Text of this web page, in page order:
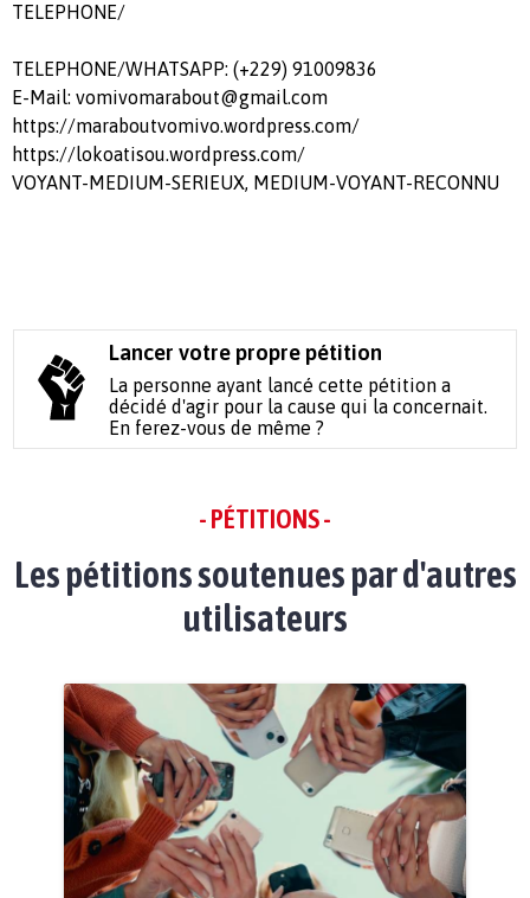
TELEPHONE/
TELEPHONE/WHATSAPP: (+229) 91009836
E-Mail: vomivomarabout@gmail.com
https://maraboutvomivo.wordpress.com/
https://lokoatisou.wordpress.com/
VOYANT-MEDIUM-SERIEUX, MEDIUM-VOYANT-RECONNU
Lancer votre propre pétition
La personne ayant lancé cette pétition a
décidé d'agir pour la cause qui la concernait.
En ferez-vous de même ?
- PÉTITIONS -
Les pétitions soutenues par d'autres
utilisateurs